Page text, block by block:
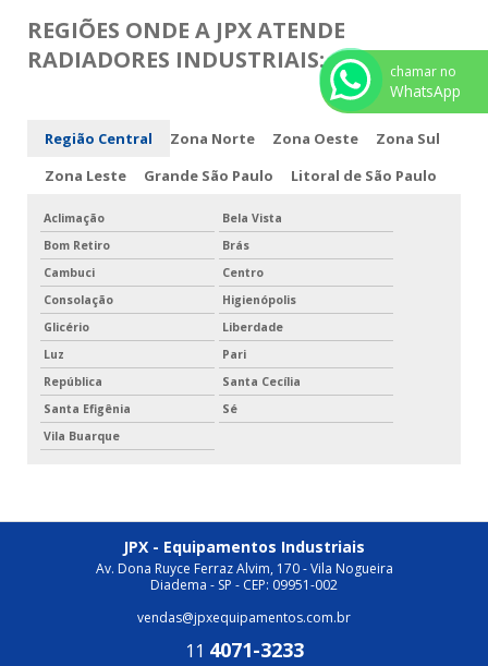
REGIÕES ONDE A JPX ATENDE
RADIADORES INDUSTRIAIS:
Região Central Zona Norte Zona Oeste
Zona Sul
Zona Leste
Grande São Paulo Litoral de São Paulo
Aclimação
Bela Vista
Bom Retiro
Brás
Cambuci
Centro
Consolação
Higienópolis
Glicério
Liberdade
Luz
Pari
República
Santa Cecília
Santa Efigênia
Sé
Vila Buarque
JPX - Equipamentos Industriais
Av. Dona Ruyce Ferraz Alvim, 170 - Vila Nogueira
Diadema - SP - CEP: 09951-002
vendas@jpxequipamentos.com.br
11 4071-3233
chamar no
WhatsApp